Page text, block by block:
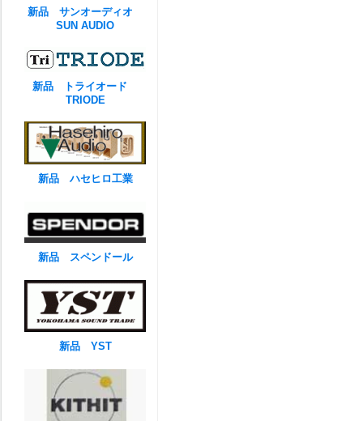
新品 サンオーディオ
SUN AUDIO
新品 トライオード
TRIODE
新品 ハセヒロ工業
新品 スペンドール
新品 YST